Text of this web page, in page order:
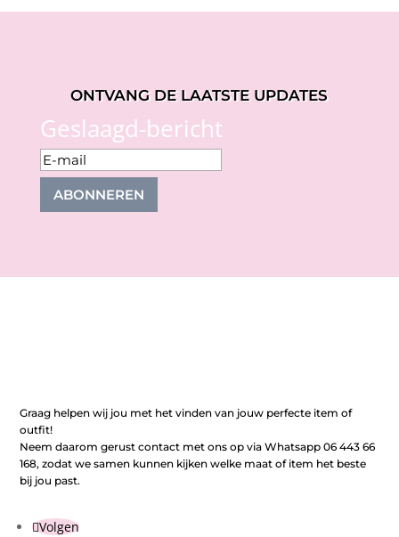
ONTVANG DE LAATSTE UPDATES
Geslaagd-bericht
ABONNEREN
Graag helpen wij jou met het vinden van jouw perfecte item of
outfit!
Neem daarom gerust contact met ons op via Whatsapp 06 443 66
168, zodat we samen kunnen kijken welke maat of item het beste
bij jou past.
Volgen